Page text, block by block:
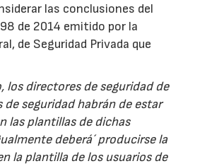
las conclusiones del
de 2014 emitido por la
de Seguridad Privada que
los directores de seguridad de
de seguridad habrán de estar
las plantillas de dichas
deberá´ producirse la
la plantilla de los usuarios de